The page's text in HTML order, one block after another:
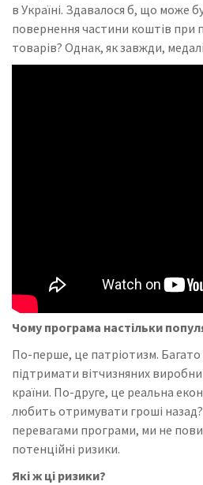
в Україні. Здавалося б, що може
повернення частини коштів при
товарів? Однак, як завжди,
Чому програма настільки
По-перше, це патріотизм. Багато
підтримати вітчизняних
країни. По-друге, це реальна
любить отримувати гроші
перевагами програми, ми не
потенційні ризики.
Які ж ці ризики?